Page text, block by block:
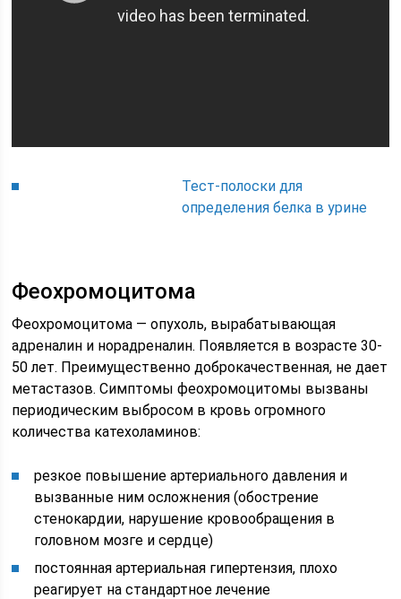
Тест-полоски для
определения белка в урине
Феохромоцитома
Феохромоцитома — опухоль, вырабатывающая
адреналин и норадреналин. Появляется в возрасте 30-
50 лет. Преимущественно доброкачественная, не дает
метастазов. Симптомы феохромоцитомы вызваны
периодическим выбросом в кровь огромного
количества катехоламинов:
резкое повышение артериального давления и
вызванные ним осложнения (обострение
стенокардии, нарушение кровообращения в
головном мозге и сердце)
постоянная артериальная гипертензия, плохо
реагирует на стандартное лечение